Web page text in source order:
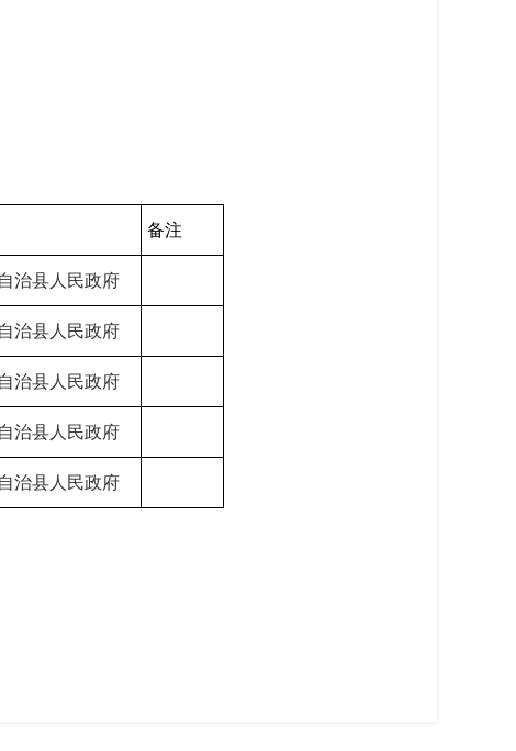
备注
治县人民政府
治县人民政府
治县人民政府
治县人民政府
治县人民政府